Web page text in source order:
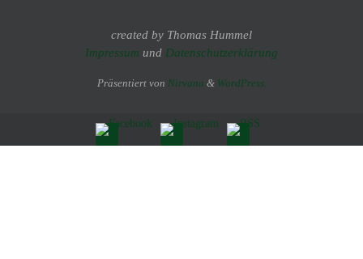
created by Thomas Hummel
Impressum und Datenschutzerklärung
Präsentiert von Nirvana & WordPress.